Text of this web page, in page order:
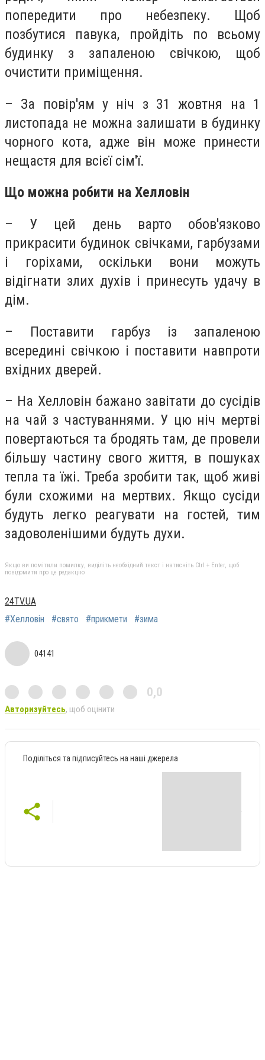
попередити про небезпеку. Щоб
позбутися павука, пройдіть по всьому
будинку з запаленою свічкою, щоб
очистити приміщення.
– За повір'ям у ніч з 31 жовтня на 1
листопада не можна залишати в будинку
чорного кота, адже він може принести
нещастя для всієї сім'ї.
Що можна робити на Хелловін
– У цей день варто обов'язково
прикрасити будинок свічками, гарбузами
і горіхами, оскільки вони можуть
відігнати злих духів і принесуть удачу в
дім.
– Поставити гарбуз із запаленою
всередині свічкою і поставити навпроти
вхідних дверей.
– На Хелловін бажано завітати до сусідів
на чай з частуваннями. У цю ніч мертві
повертаються та бродять там, де провели
більшу частину свого життя, в пошуках
тепла та їжі. Треба зробити так, щоб живі
були схожими на мертвих. Якщо сусіди
будуть легко реагувати на гостей, тим
задоволенішими будуть духи.
Якщо ви помітили помилку, виділіть необхідний текст і натисніть Ctrl + Enter, щоб
повідомити про це редакцію
24TV.UA
#Хелловін
#свято #прикмети #зима
04141
0,0
Авторизуйтесь, щоб оцінити
Поділіться та підписуйтесь на наші джерела